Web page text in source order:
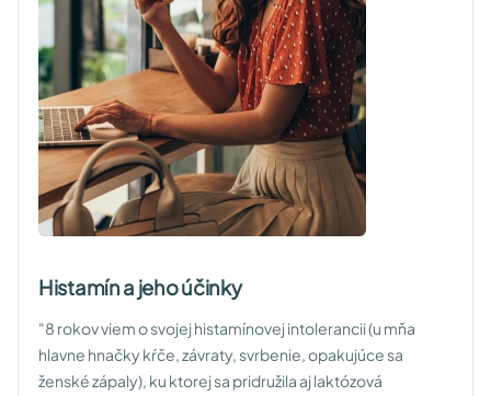
Histamín a jeho účinky
"8 rokov viem o svojej histamínovej intolerancii (u mňa
hlavne hnačky kŕče, závraty, svrbenie, opakujúce sa
ženské zápaly), ku ktorej sa pridružila aj laktózová